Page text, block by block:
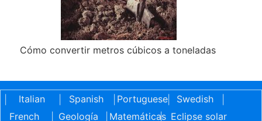
Cómo convertir metros cúbicos a toneladas
Italian Spanish Portuguese| Swedish
French
Geología Matemáticas
| Eclipse solar